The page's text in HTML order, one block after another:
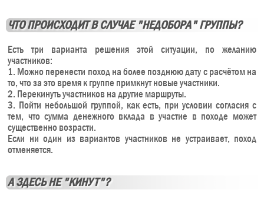
ЧТО ПРОИСХОДИТ В СЛУЧАЕ "НЕДОБОРА" ГРУППЫ?
Есть три варианта решения этой ситуации, по желанию
участников:
1. Можно перенести поход на более позднюю дату с расчётом на
то, что за это время к группе примкнут новые участники.
2. Перекинуть участников на другие маршруты.
3. Пойти небольшой группой, как есть, при условии согласия с
тем, что сумма денежного вклада в участие в походе может
существенно возрасти.
Если ни один из вариантов участников не устраивает, поход
отменяется.
А ЗДЕСЬ НЕ "КИНУТ"?